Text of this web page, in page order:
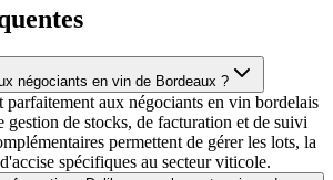
négociants en vin de Bordeaux ?
aux négociants en vin bordelais
gestion de stocks, de facturation et de suivi
permettent de gérer les lots, la
spécifiques au secteur viticole.